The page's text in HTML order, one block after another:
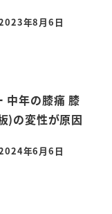
稿日
年8月6日
中年の膝痛 膝
)の変性が原因
稿日
年6月6日